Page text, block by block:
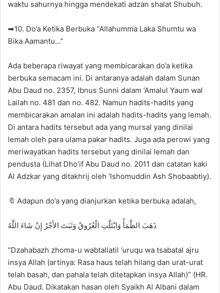
waktu sahurnya hingga mendekati adzan shalat Shubuh.
➡10. Do’a Ketika Berbuka “Allahumma Laka Shumtu wa
Bika Aamantu…”
Ada beberapa riwayat yang membicarakan do’a ketika
berbuka semacam ini. Di antaranya adalah dalam Sunan
Abu Daud no. 2357, Ibnus Sunni dalam ‘Amalul Yaum wal
Lailah no. 481 dan no. 482. Namun hadits-hadits yang
membicarakan amalan ini adalah hadits-hadits yang lemah.
Di antara hadits tersebut ada yang mursal yang dinilai
lemah oleh para ulama pakar hadits. Juga ada perowi yang
meriwayatkan hadits tersebut yang dinilai lemah dan
pendusta (Lihat Dho’if Abu Daud no. 2011 dan catatan kaki
Al Adzkar yang ditakhrij oleh ‘Ishomuddin Ash Shobaabtiy).
🔖 Adapun do’a yang dianjurkan ketika berbuka adalah,
ذَهَبَ الظَّمَأُ وَابْتَلَّتِ الْعُرُوقُ وَثَبَتَ الأَجْرُ إِنْ شَاءَ اللَّهُ
“Dzahabazh zhoma-u wabtallatil ‘uruqu wa tsabatal ajru
insya Allah (artinya: Rasa haus telah hilang dan urat-urat
telah basah, dan pahala telah ditetapkan insya Allah)” (HR.
Abu Daud. Dikatakan hasan oleh Syaikh Al Albani dalam